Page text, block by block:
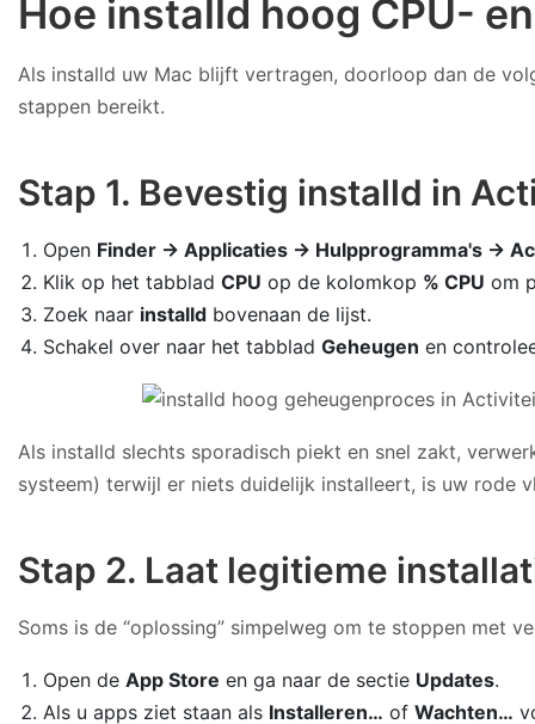
Hoe installd hoog CPU-
Als installd uw Mac blijft vertragen, doorloop dan de
stappen bereikt.
Stap 1. Bevestig installd in
Open Finder → Applicaties → Hulpprogramma's →
Klik op het tabbladCPU op de kolomkop % CPU om
Zoek naar installd bovenaan de lijst.
Schakel over naar het tabbladGeheugen en
Als installd slechts sporadisch piekt en snel zakt,
systeem) terwijl er niets duidelijk installeert, is uw rode
Stap 2. Laat legitieme
Soms is de “oplossing” simpelweg om te stoppen met
Open deApp Store en ga naar de sectie Updates.
Als u apps ziet staan als Installeren… ofWachten…